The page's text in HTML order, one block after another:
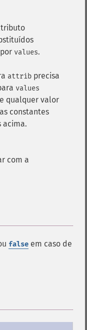
values.
attrib precisa
values
qualquer valor
constantes
acima.
com a
false em caso de